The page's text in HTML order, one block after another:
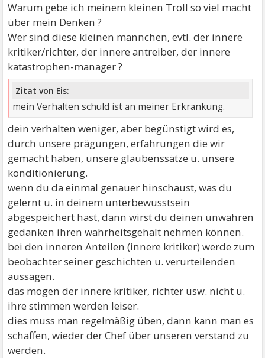
Warum gebe ich meinem kleinen Troll so viel macht
über mein Denken ?
Wer sind diese kleinen männchen, evtl. der innere
kritiker/richter, der innere antreiber, der innere
katastrophen-manager ?
Zitat von Eis:
mein Verhalten schuld ist an meiner Erkrankung.
dein verhalten weniger, aber begünstigt wird es,
durch unsere prägungen, erfahrungen die wir
gemacht haben, unsere glaubenssätze u. unsere
konditionierung.
wenn du da einmal genauer hinschaust, was du
gelernt u. in deinem unterbewusstsein
abgespeichert hast, dann wirst du deinen unwahren
gedanken ihren wahrheitsgehalt nehmen können.
bei den inneren Anteilen (innere kritiker) werde zum
beobachter seiner geschichten u. verurteilenden
aussagen.
das mögen der innere kritiker, richter usw. nicht u.
ihre stimmen werden leiser.
dies muss man regelmäßig üben, dann kann man es
schaffen, wieder der Chef über unseren verstand zu
werden.